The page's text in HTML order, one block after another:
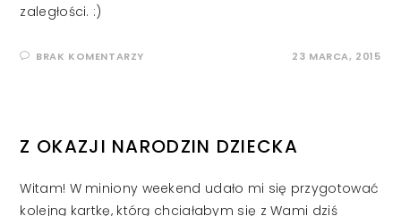
zaległości. :)
BRAK KOMENTARZY 23 MARCA, 2015
Z OKAZJI NARODZIN DZIECKA
Witam! W miniony weekend udało mi się przygotować
kolejną kartkę, którą chciałabym się z Wami dziś